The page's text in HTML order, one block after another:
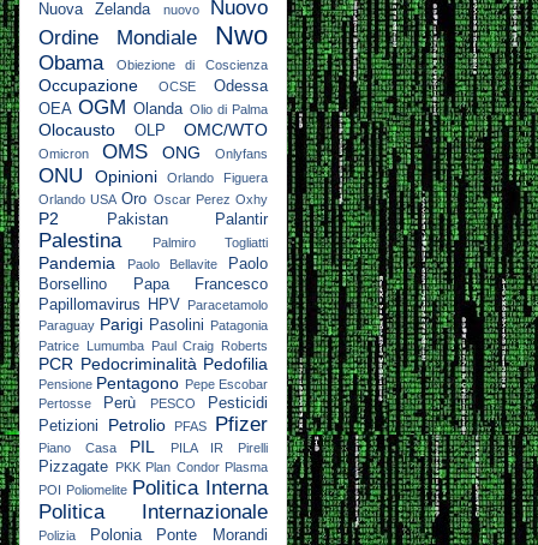
Nuova Zelanda nuovo
Nuovo
Ordine Mondiale
Nwo
Obama Obiezione di Coscienza
Occupazione OCSE
Odessa
OEA OGM Olanda Olio di Palma
Olocausto OLP OMC/WTO
Omicron OMS ONG Onlyfans
ONU Opinioni
Orlando Figuera
Orlando USA Oro Oscar Perez Oxhy
P2 Pakistan Palantir
Palestina Palmiro Togliatti
Pandemia Paolo Bellavite
Paolo
Borsellino
Papa Francesco
Papillomavirus HPV
Paracetamolo
Paraguay Parigi Pasolini Patagonia
Patrice Lumumba
Paul Craig Roberts
PCR Pedocriminalità Pedofilia
Pensione Pentagono Pepe Escobar
Pertosse
Perù PESCO
Pesticidi
Petizioni
Petrolio PFAS Pfizer
Piano Casa PIL PILA IR Pirelli
Pizzagate PKK Plan Condor Plasma
POI Poliomelite Politica Interna
Politica Internazionale
Polizia Polonia Ponte Morandi